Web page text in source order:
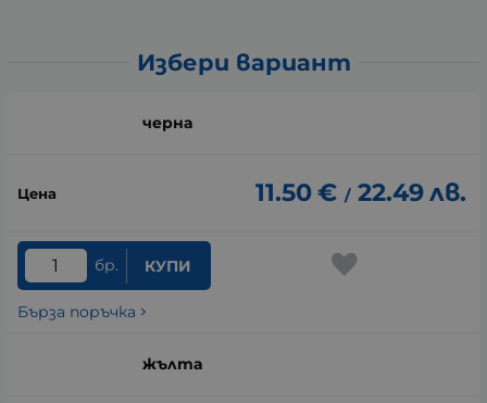
Избери вариант
черна
11.50€ / 22.49лв.
бр. КУПИ
Бърза поръчка
жълта